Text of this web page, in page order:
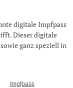
digitale Impfpass
Dieser digitale
ganz speziell in
Impfpass